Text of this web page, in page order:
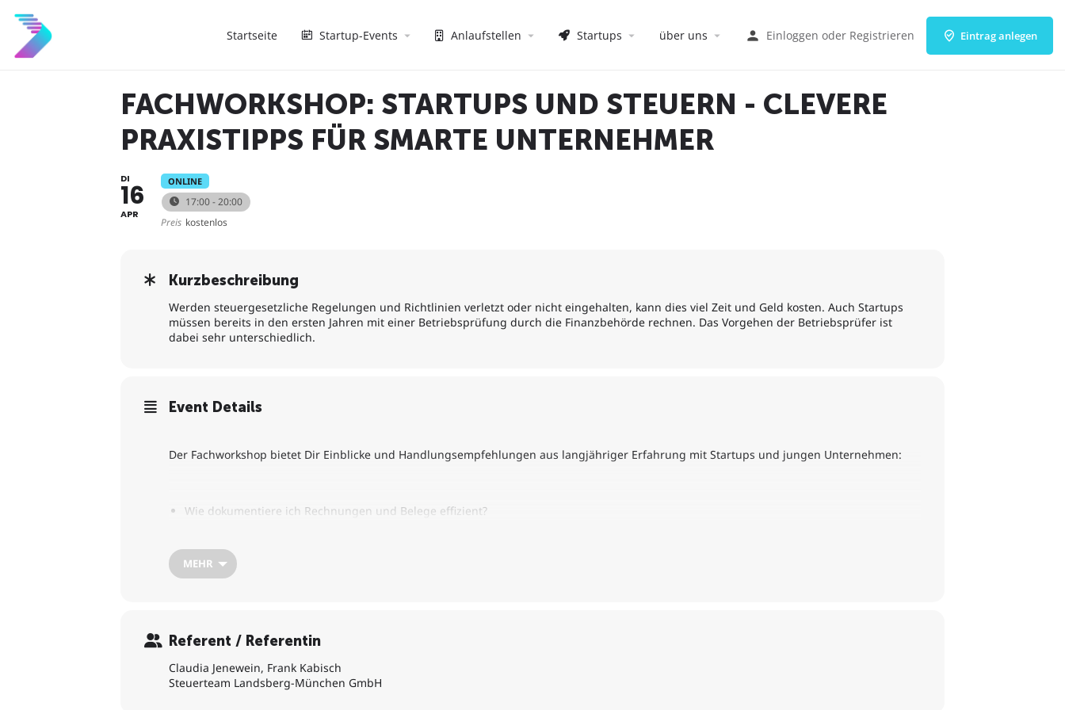
Startseite Startup-Events Anlaufstellen Startups über uns Einloggen oder Registrieren Eintrag anlegen
FACHWORKSHOP: STARTUPS UND STEUERN - CLEVERE
PRAXISTIPPS FÜR SMARTE UNTERNEHMER
DI
16
APR
ONLINE
17:00 - 20:00
Preis kostenlos
Kurzbeschreibung
Werden steuergesetzliche Regelungen und Richtlinien verletzt oder nicht eingehalten, kann dies viel Zeit und Geld kosten. Auch Startups
müssen bereits in den ersten Jahren mit einer Betriebsprüfung durch die Finanzbehörde rechnen. Das Vorgehen der Betriebsprüfer ist
dabei sehr unterschiedlich.
Event Details
Der Fachworkshop bietet Dir Einblicke und Handlungsempfehlungen aus langjähriger Erfahrung mit Startups und jungen Unternehmen:
Wie dokumentiere ich Rechnungen und Belege effizient?
Steuerliche Risiken; Umsatzsteuer, Ertragsteuer, Lohnsteuer
Gästebewirtung, Reisekosten, Fahrtenbuch, Betriebsausflüge, Geschenke und weitere Stolpersteine
MEHR
Referent / Referentin
Claudia Jenewein, Frank Kabisch
Steuerteam Landsberg-München GmbH